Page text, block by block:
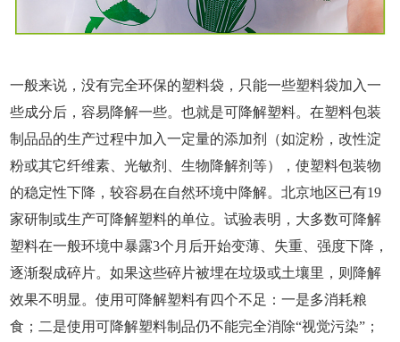
一般来说，没有完全环保的塑料袋 ，只能一些塑料袋加入一
些成分后，容易降解一些。也就是可降解塑料。在塑料包装
制品品的生产过程中加入一定量的添加剂（如淀粉 ，改性淀
粉或其它纤维素、光敏剂
、生物降解剂等），使塑料包装物
的稳定性下降，较容易在自然环境中降解。北京地区已有19
家研制或生产可降解塑料的单位。试验表明，大多数可降解
塑料在一般环境中暴露3个月后开始变薄、失重、强度下降，
逐渐裂成碎片。如果这些碎片被埋在垃圾或土壤里，则降解
效果不明显。使用可降解塑料有四个不足：一是多消耗粮
食；二是使用可降解塑料制品仍不能完全消除“视觉污染”；